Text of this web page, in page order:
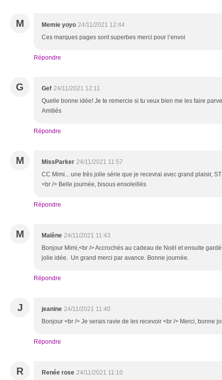
M Memie yoyo 24/11/2021 12:44
Ces marques pages sont superbes merci pour l’envoi
Répondre
G Gef 24/11/2021 12:11
Quelle bonne idée! Je te remercie si tu veux bien me les faire
Amitiés
Répondre
M MissParker 24/11/2021 11:57
CC Mimi... une très jolie série que je recevrai avec grand plaisir,
<br /> Belle journée, bisous ensoleillés
Répondre
M Malène 24/11/2021 11:43
Bonjour Mimi,<br /> Accrochés au cadeau de Noël et ensuite
jolie idée. Un grand merci par avance. Bonne journée.
Répondre
J jeanine 24/11/2021 11:40
Bonjour <br /> Je serais ravie de les recevoir <br /> Merci, bonne
Répondre
R Renée rose 24/11/2021 11:10